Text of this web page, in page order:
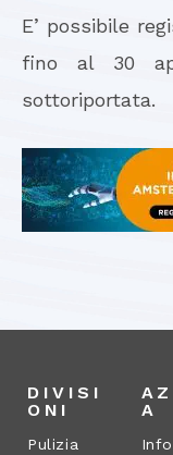
E’ possibile
fino al 30
sottoriportata.
DIVISI
ONI
Pulizia
A